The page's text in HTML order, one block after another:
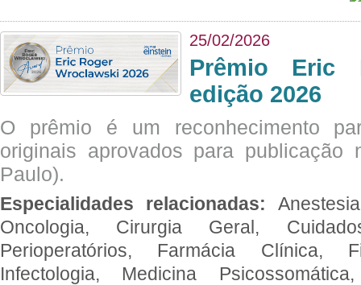
25/02/2026
Prêmio Eric
edição 2026
O prêmio é um reconhecimento
originais aprovados para publicação
Paulo).
Especialidades relacionadas:
Oncologia, Cirurgia Geral,
Perioperatórios, Farmácia Clínica,
Infectologia, Medicina